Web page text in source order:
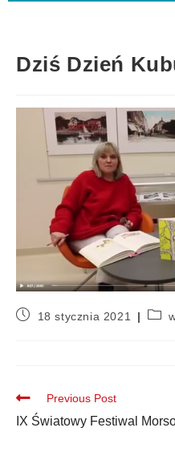
Dziś Dzień
18 stycznia 2021
Previous Post
IX Światowy Festiwal